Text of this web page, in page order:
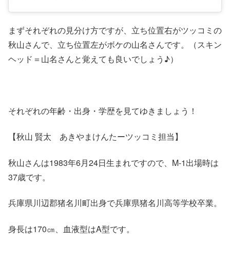
まずそれぞれの見分け方ですが、立ち位置右がツッコミの
秋山さんで、立ち位置左がボケの山名さんです。（スキン
ヘッド＝山名さんと覚えても良いでしょう♪）
それぞれの年齢・出身・学歴を見てゆきましょう！
【秋山 賢太 あきやまけんたーツッコミ担当】
秋山さんは1983年6月24日生まれですので、M-1出場時は
37歳です。
兵庫県川辺郡猪名川町出身で兵庫県猪名川高等学校卒業。
身長は170㎝、血液型はA型です。